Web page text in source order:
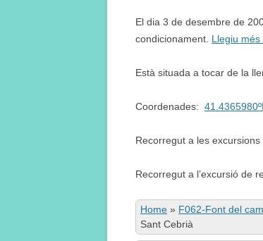
El dia 3 de desembre de
condicionament. Llegiu més
Està situada a tocar de la
Coordenades:
Recorregut a les
Recorregut a l’excursió de
Home » F062-Font del
Sant Cebrià